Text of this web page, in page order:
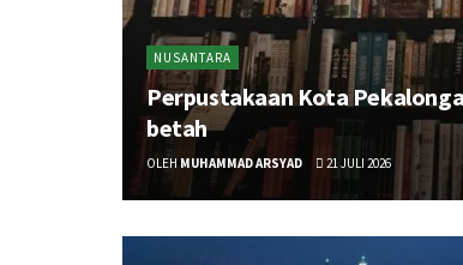
NUSANTARA
Perpustakaan Kota
betah
OLEH MUHAMMAD ARSYAD 21 JULI 2026